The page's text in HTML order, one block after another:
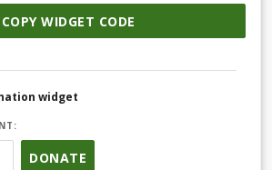
COPY WIDGET CODE
widget
DONATE